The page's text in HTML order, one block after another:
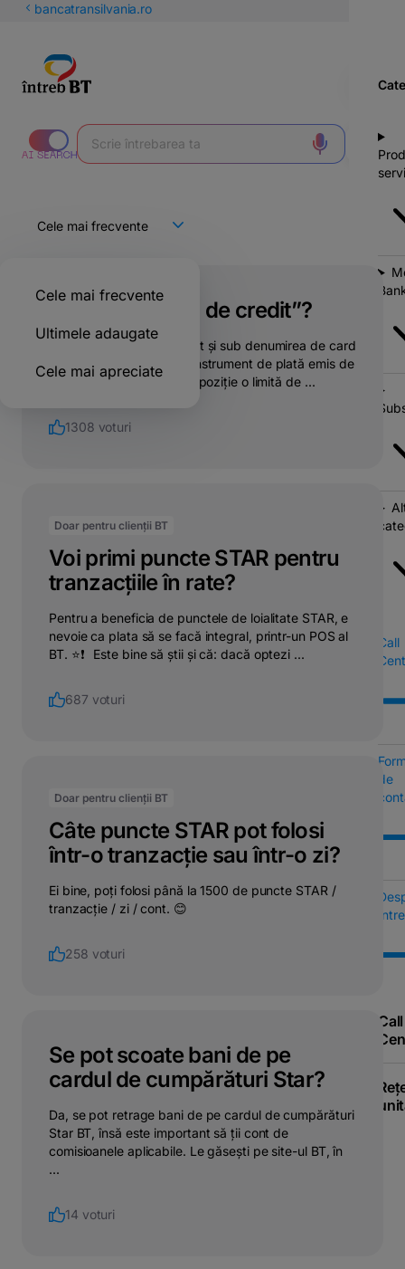
latineștibancatransilvania.ro
Call
de
Call
Cele mai frecvente
Ultimele adaugate
Cele mai apreciate
Ce este „cardul de credit”?
Cardul de credit, cunoscut și sub denumirea de card
de cumpărături, este un instrument de plată emis de
bancă, care îți pune la dispoziție o limită de ...
1308 voturi
Doar pentru clienții BT
Voi primi puncte STAR pentru
tranzacțiile în rate?
Pentru a beneficia de punctele de loialitate STAR, e
nevoie ca plata să se facă integral, printr-un POS al
BT. ⭐❗⠀Este bine să știi și că: dacă optezi ...
687 voturi
Doar pentru clienții BT
Câte puncte STAR pot folosi
într-o tranzacție sau într-o zi?
Ei bine, poți folosi până la 1500 de puncte STAR /
tranzacție / zi / cont. 😊
258 voturi
Se pot scoate bani de pe
cardul de cumpărături Star?
Da, se pot retrage bani de pe cardul de cumpărături
Star BT, însă este important să ții cont de
comisioanele aplicabile. Le găsești pe site-ul BT, în
...
14 voturi